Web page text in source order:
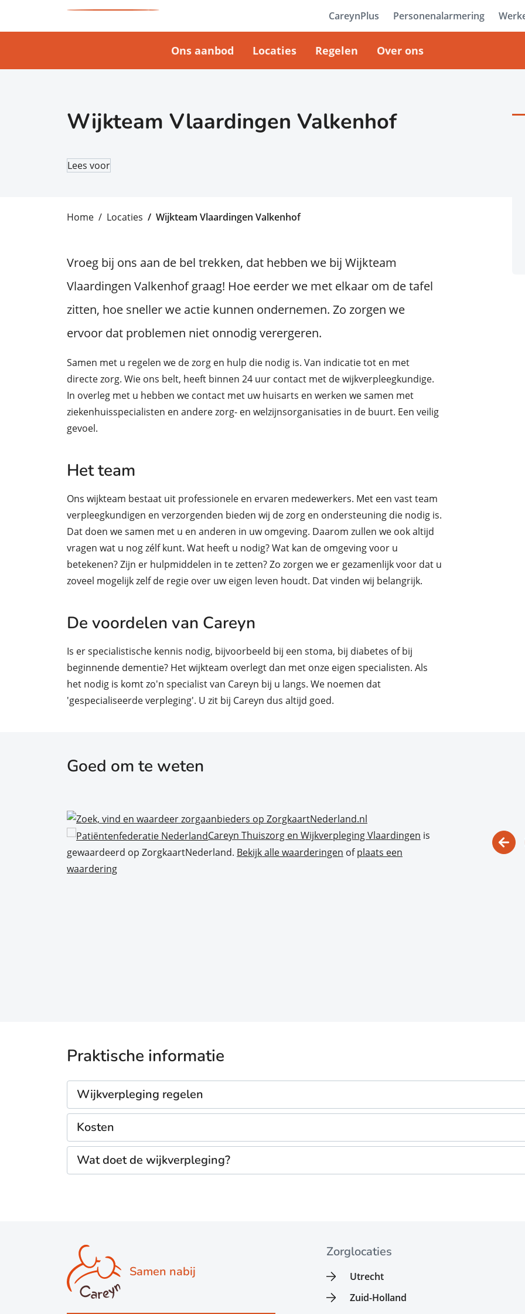
Ons aanbod Locaties Regelen Over ons
CareynPlus Personenalarmering
Wijkteam Vlaardingen Valkenhof
Lees voor
Home Locaties Wijkteam Vlaardingen Valkenhof
Vroeg bij ons aan de bel trekken, dat hebben we bij Wijkteam
Vlaardingen Valkenhof graag! Hoe eerder we met elkaar om de tafel
zitten, hoe sneller we actie kunnen ondernemen. Zo zorgen we
ervoor dat problemen niet onnodig verergeren.
Samen met u regelen we de zorg en hulp die nodig is. Van indicatie tot en met
directe zorg. Wie ons belt, heeft binnen 24 uur contact met de wijkverpleegkundige.
In overleg met u hebben we contact met uw huisarts en werken we samen met
ziekenhuisspecialisten en andere zorg- en welzijnsorganisaties in de buurt. Een veilig
gevoel.
Het team
Ons wijkteam bestaat uit professionele en ervaren medewerkers. Met een vast team
verpleegkundigen en verzorgenden bieden wij de zorg en ondersteuning die nodig is.
Dat doen we samen met u en anderen in uw omgeving. Daarom zullen we ook altijd
vragen wat u nog zélf kunt. Wat heeft u nodig? Wat kan de omgeving voor u
betekenen? Zijn er hulpmiddelen in te zetten? Zo zorgen we er gezamenlijk voor dat u
zoveel mogelijk zelf de regie over uw eigen leven houdt. Dat vinden wij belangrijk.
De voordelen van Careyn
Is er specialistische kennis nodig, bijvoorbeeld bij een stoma, bij diabetes of bij
beginnende dementie? Het wijkteam overlegt dan met onze eigen specialisten. Als
het nodig is komt zo'n specialist van Careyn bij u langs. We noemen dat
'gespecialiseerde verpleging'. U zit bij Careyn dus altijd goed.
Goed om te weten
Careyn Thuiszorg en Wijkverpleging Vlaardingen is
gewaardeerd op ZorgkaartNederland. Bekijk alle waarderingen ofplaats een
waardering
Praktische informatie
Wijkverpleging regelen
Kosten
Wat doet de wijkverpleging?
Samen nabij
Zorglocaties
Utrecht
Zuid-Holland